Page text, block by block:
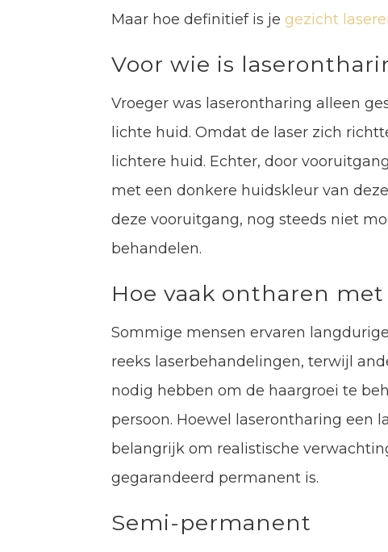
Maar hoe definitief is jegezicht
Voor wie is
Vroeger was laserontharing alleen
lichte huid. Omdat de laser zich
lichtere huid. Echter, door
met een donkere huidskleur van
deze vooruitgang, nog steeds niet
behandelen.
Hoe vaak ontharen met
Sommige mensen ervaren
reeks laserbehandelingen, terwijl
nodig hebben om de haargroei te
persoon. Hoewel laserontharing een
belangrijk om realistische
gegarandeerd permanent is.
Semi-permanent